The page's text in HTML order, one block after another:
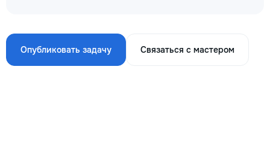
Опубликовать задачу Связаться с мастером